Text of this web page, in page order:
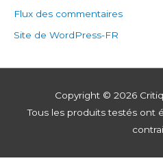
Flux des commentaires
Site de WordPress-FR
Copyright © 2026
Tous les produits testés ont